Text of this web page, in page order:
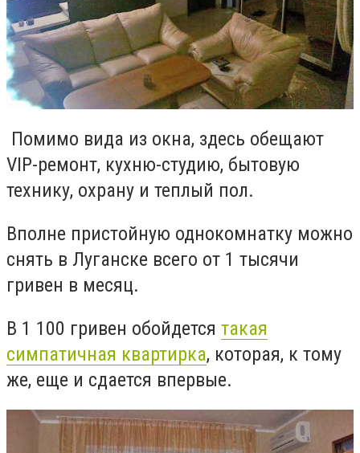
Помимо вида из окна, здесь обещают
VIP-ремонт, кухню-студию, бытовую
технику, охрану и теплый пол.
Вполне пристойную однокомнатку можно
снять в Луганске всего от 1 тысячи
гривен в месяц.
В 1 100 гривен обойдется такая
симпатичная квартирка, которая, к тому
же, еще и сдается впервые.